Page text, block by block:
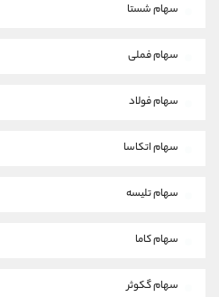
سهام شستا
سهام فملی
سهام فولاد
سهام اتکاسا
سهام تلیسه
سهام کاما
سهام گکوثر